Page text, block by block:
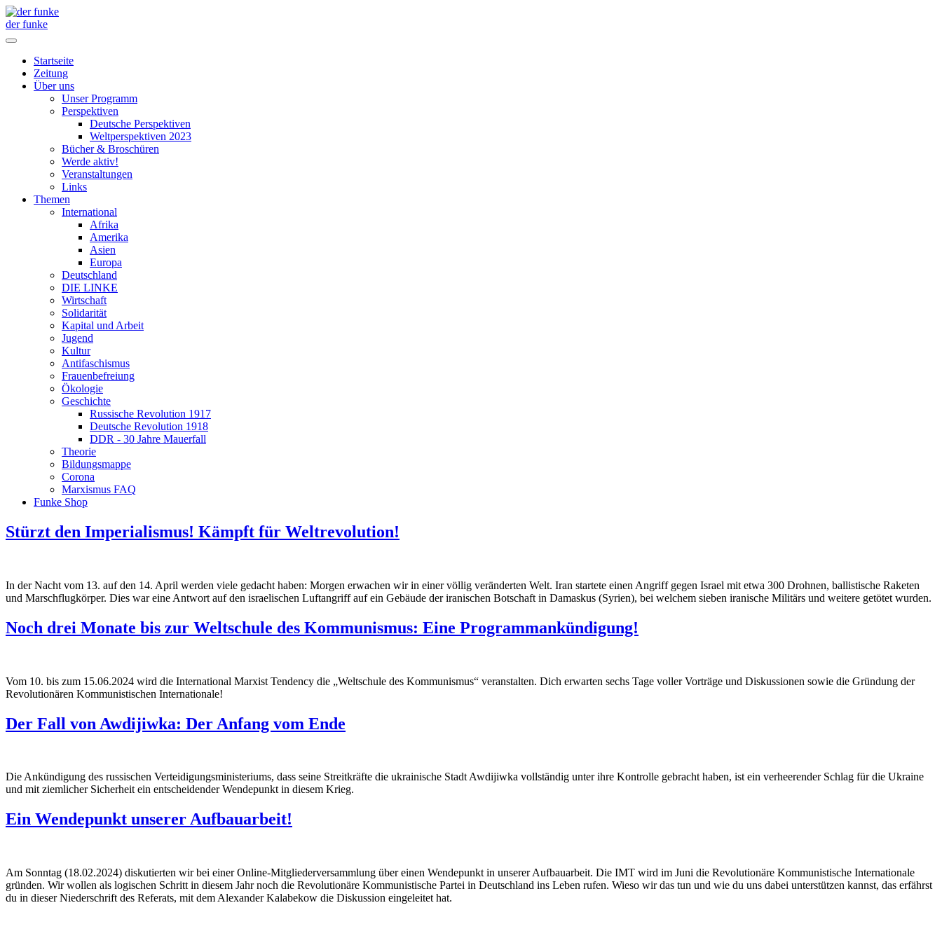
der funke
Startseite
Zeitung
Über uns
Unser Programm
Perspektiven
Deutsche Perspektiven
Weltperspektiven 2023
Bücher & Broschüren
Werde aktiv!
Veranstaltungen
Links
Themen
International
Afrika
Amerika
Asien
Europa
Deutschland
DIE LINKE
Wirtschaft
Solidarität
Kapital und Arbeit
Jugend
Kultur
Antifaschismus
Frauenbefreiung
Ökologie
Geschichte
Russische Revolution 1917
Deutsche Revolution 1918
DDR - 30 Jahre Mauerfall
Theorie
Bildungsmappe
Corona
Marxismus FAQ
Funke Shop
Stürzt den Imperialismus! Kämpft für Weltrevolution!
In der Nacht vom 13. auf den 14. April werden viele gedacht haben: Morgen erwachen wir in einer völlig veränderten Welt. Iran startete einen Angriff gegen Israel mit etwa 300 Drohnen, ballistische Raketen
und Marschflugkörper. Dies war eine Antwort auf den israelischen Luftangriff auf ein Gebäude der iranischen Botschaft in Damaskus (Syrien), bei welchem sieben iranische Militärs und weitere getötet wurden.
Noch drei Monate bis zur Weltschule des Kommunismus: Eine Programmankündigung!
Vom 10. bis zum 15.06.2024 wird die International Marxist Tendency die „Weltschule des Kommunismus“ veranstalten. Dich erwarten sechs Tage voller Vorträge und Diskussionen sowie die Gründung der
Revolutionären Kommunistischen Internationale!
Der Fall von Awdijiwka: Der Anfang vom Ende
Die Ankündigung des russischen Verteidigungsministeriums, dass seine Streitkräfte die ukrainische Stadt Awdijiwka vollständig unter ihre Kontrolle gebracht haben, ist ein verheerender Schlag für die Ukraine
und mit ziemlicher Sicherheit ein entscheidender Wendepunkt in diesem Krieg.
Ein Wendepunkt unserer Aufbauarbeit!
Am Sonntag (18.02.2024) diskutierten wir bei einer Online-Mitgliederversammlung über einen Wendepunkt in unserer Aufbauarbeit. Die IMT wird im Juni die Revolutionäre Kommunistische Internationale
gründen. Wir wollen als logischen Schritt in diesem Jahr noch die Revolutionäre Kommunistische Partei in Deutschland ins Leben rufen. Wieso wir das tun und wie du uns dabei unterstützen kannst, das erfährst
du in dieser Niederschrift des Referats, mit dem Alexander Kalabekow die Diskussion eingeleitet hat.